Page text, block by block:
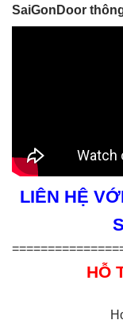
SaiGonDoor
LIÊN HỆ
HỖ